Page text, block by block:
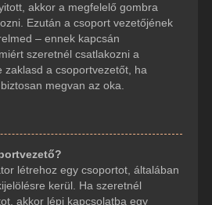
akkor a megfelelő gombra
Ezután a csoport vezetőjének
– ennek kapcsán
szeretnél csatlakozni a
zaklasd a csoportvezetőt, ha
megvan az oka.
létrehoz egy csoportot, általában
kerül. Ha szeretnél
akkor lépj kapcsolatba egy